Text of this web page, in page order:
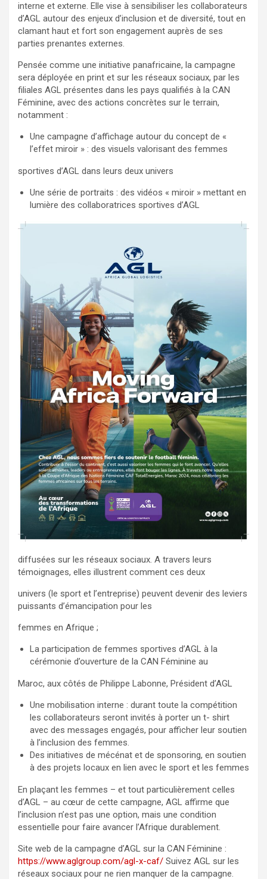
interne et externe. Elle vise à sensibiliser les collaborateurs
d’AGL autour des enjeux d’inclusion et de diversité, tout en
clamant haut et fort son engagement auprès de ses
parties prenantes externes.
Pensée comme une initiative panafricaine, la campagne
sera déployée en print et sur les réseaux sociaux, par les
filiales AGL présentes dans les pays qualifiés à la CAN
Féminine, avec des actions concrètes sur le terrain,
notamment :
Une campagne d’affichage autour du concept de «
l’effet miroir » : des visuels valorisant des femmes
sportives d’AGL dans leurs deux univers
Une série de portraits : des vidéos « miroir » mettant en
lumière des collaboratrices sportives d’AGL
diffusées sur les réseaux sociaux. A travers leurs
témoignages, elles illustrent comment ces deux
univers (le sport et l’entreprise) peuvent devenir des leviers
puissants d’émancipation pour les
femmes en Afrique ;
La participation de femmes sportives d’AGL à la
cérémonie d’ouverture de la CAN Féminine au
Maroc, aux côtés de Philippe Labonne, Président d’AGL
Une mobilisation interne : durant toute la compétition
les collaborateurs seront invités à porter un t- shirt
avec des messages engagés, pour afficher leur soutien
à l’inclusion des femmes.
Des initiatives de mécénat et de sponsoring, en soutien
à des projets locaux en lien avec le sport et les femmes
En plaçant les femmes – et tout particulièrement celles
d’AGL – au cœur de cette campagne, AGL affirme que
l’inclusion n’est pas une option, mais une condition
essentielle pour faire avancer l’Afrique durablement.
Site web de la campagne d’AGL sur la CAN Féminine :
https://www.aglgroup.com/agl-x-caf/ Suivez AGL sur les
réseaux sociaux pour ne rien manquer de la campagne.